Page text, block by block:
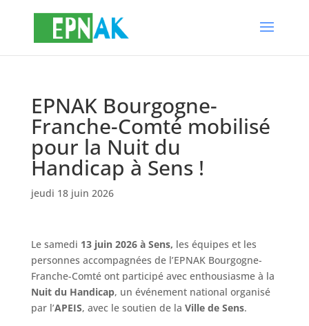
EPNAK Bourgogne-
Franche-Comté mobilisé
pour la Nuit du
Handicap à Sens !
jeudi 18 juin 2026
Le samedi 13 juin 2026 à Sens, les équipes et les
personnes accompagnées de l’EPNAK Bourgogne-
Franche-Comté ont participé avec enthousiasme à la
Nuit du Handicap, un événement national organisé
par l’APEIS, avec le soutien de la Ville de Sens.